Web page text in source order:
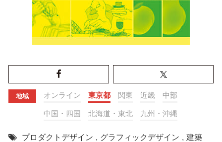
地域 オンライン 東京都 関東 近畿 中部
中国・四国 北海道・東北 九州・沖縄
プロダクトデザイン , グラフィックデザイン , 建築